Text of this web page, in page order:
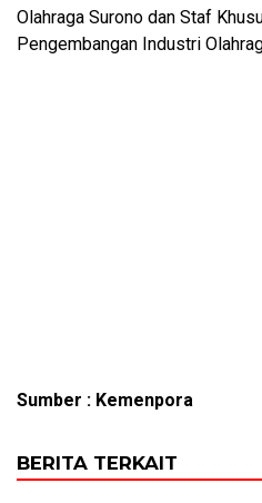
Olahraga Surono dan Staf
Pengembangan Industri
Sumber : Kemenpora
BERITA TERKAIT